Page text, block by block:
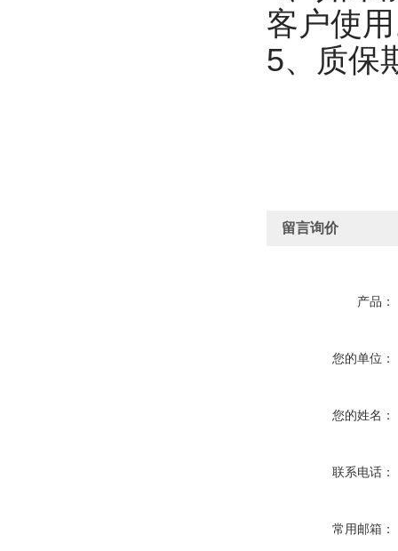
客户使
5、质保
留言询价
产品：
您的单位：
您的姓名：
联系电话：
常用邮箱：